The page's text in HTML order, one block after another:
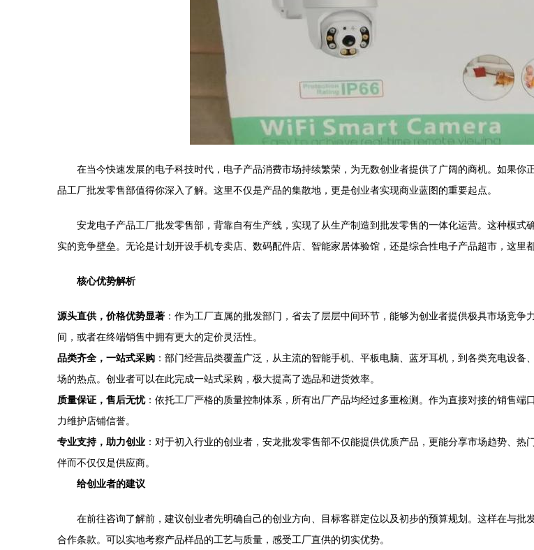
在当今快速发展的电子科技时代，电子产品消费市场持续繁荣，为无数创业者提供了广阔的商机。如果
品工厂批发零售部值得你深入了解。这里不仅是产品的集散地，更是创业者实现商业蓝图的重要起点。
安龙电子产品工厂批发零售部，背靠自有生产线，实现了从生产制造到批发零售的一体化运营。这种模
实的竞争壁垒。无论是计划开设手机专卖店、数码配件店、智能家居体验馆，还是综合性电子产品超市，这里
核心优势解析
源头直供，价格优势显著 ：作为工厂直属的批发部门，省去了层层中间环节，能够为创业者提供极具市场竞
间，或者在终端销售中拥有更大的定价灵活性。
品类齐全，一站式采购 ：部门经营品类覆盖广泛，从主流的智能手机、平板电脑、蓝牙耳机，到各类充电设
场的热点。创业者可以在此完成一站式采购，极大提高了选品和进货效率。
质量保证，售后无忧：依托工厂严格的质量控制体系，所有出厂产品均经过多重检测。作为直接对接的销售
力维护店铺信誉。
专业支持，助力创业 ：对于初入行业的创业者，安龙批发零售部不仅能提供优质产品，更能分享市场趋势、
伴而不仅仅是供应商。
给创业者的建议
在前往咨询了解前，建议创业者先明确自己的创业方向、目标客群定位以及初步的预算规划。这样在与
合作条款。可以实地考察产品样品的工艺与质量，感受工厂直供的切实优势。